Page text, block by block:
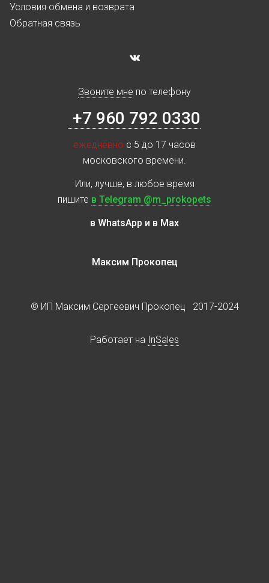
Условия обмена и возврата
Обратная связь
Звоните мне по телефону
+7 960 792 0330
ежедневно с 5 до 17 часов
московского времени.
Или, лучше, в любое время
пишите в Telegram @m_prokopets
в WhatsApp и в Max
Максим Прокопец
© ИП Максим Сергеевич Прокопец 2017-2024
Работает на InSales